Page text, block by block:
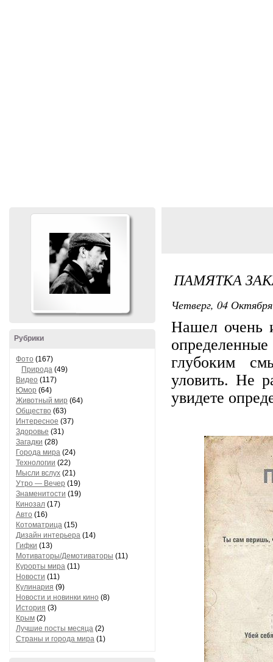
Рубрики
Фото (167)
Природа (49)
Видео (117)
Юмор (64)
Животный мир (64)
Общество (63)
Интересное (37)
Здоровье (31)
Загадки (28)
Города мира (24)
Технологии (22)
Мысли вслух (21)
Утро — Вечер (19)
Знаменитости (19)
Кинозал (17)
Авто (16)
Котоматрица (15)
Дизайн интерьера (14)
Гифки (13)
Мотиваторы/Демотиваторы (11)
Курорты мира (11)
Новости (11)
Кулинария (9)
Новости и новинки кино (8)
История (3)
Крым (2)
Лучшие посты месяца (2)
Страны и города мира (1)
ПАМЯТКА
Четверг, 04
Нашел очень
глубоким
уловить. Не
увидете